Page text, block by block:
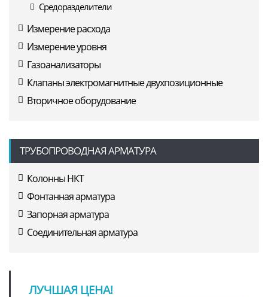
Средоразделители
Измерение расхода
Измерение уровня
Газоанализаторы
Клапаны электромагнитные двухпозиционные
Вторичное оборудование
ТРУБОПРОВОДНАЯ АРМАТУРА
Колонны НКТ
Фонтанная арматура
Запорная арматура
Соединительная арматура
ЛУЧШАЯ ЦЕНА!